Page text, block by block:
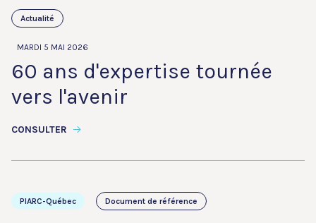
Actualité
MARDI 5 MAI 2026
60 ans d'expertise tournée
vers l'avenir
CONSULTER
PIARC-Québec Document de référence